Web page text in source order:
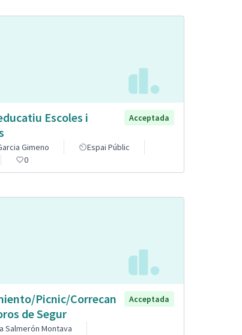
Escoles i
Acceptada
Gimeno
Espai Públic
0
Picnic/Correcan
de Segur
Acceptada
Salmerón Montava